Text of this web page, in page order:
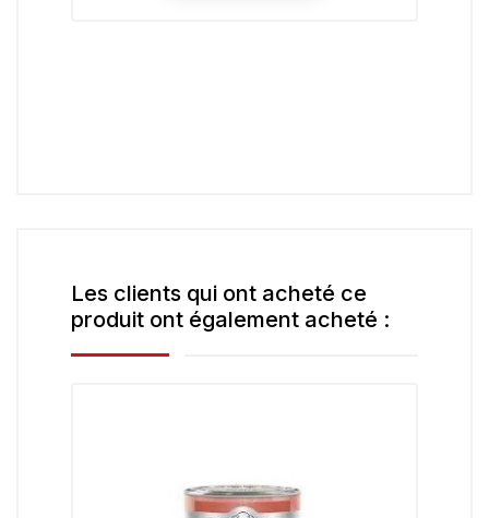
Les clients qui ont acheté ce
produit ont également acheté :